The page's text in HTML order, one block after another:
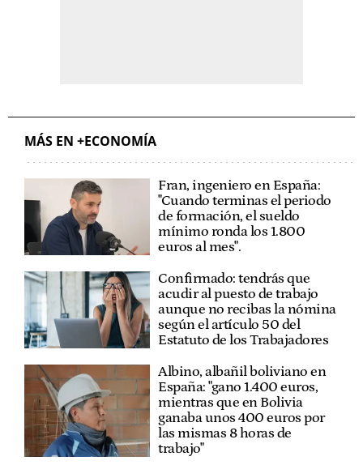
MÁS EN +ECONOMÍA
Fran, ingeniero en España:
"Cuando terminas el periodo
de formación, el sueldo
mínimo ronda los 1.800
euros al mes".
Confirmado: tendrás que
acudir al puesto de trabajo
aunque no recibas la nómina
según el artículo 50 del
Estatuto de los Trabajadores
Albino, albañil boliviano en
España: "gano 1.400 euros,
mientras que en Bolivia
ganaba unos 400 euros por
las mismas 8 horas de
trabajo"